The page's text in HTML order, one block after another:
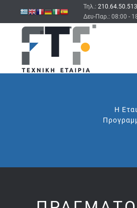
Τηλ.: 210.64.50.513
Δευ-Παρ.: 08:00 -
Η